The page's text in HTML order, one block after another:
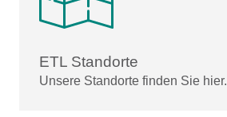
ETL Standorte
Unsere Standorte finden Sie hier.